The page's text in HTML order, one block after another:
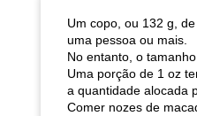
Um copo, ou 132 g,
uma pessoa ou mais.
No entanto, o
Uma porção de 1 oz
a quantidade alocada
Comer nozes de